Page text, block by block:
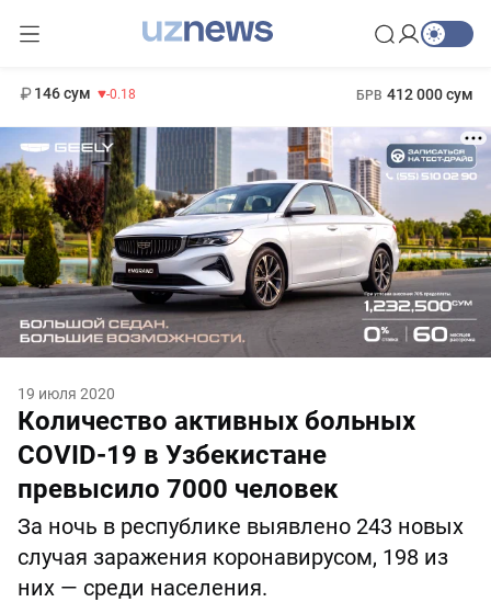
146 сум -0.18 БРВ 412 000 сум
19 июля 2020
Количество активных больных
COVID-19 в Узбекистане
превысило 7000 человек
За ночь в республике выявлено 243 новых
случая заражения коронавирусом, 198 из
них — среди населения.